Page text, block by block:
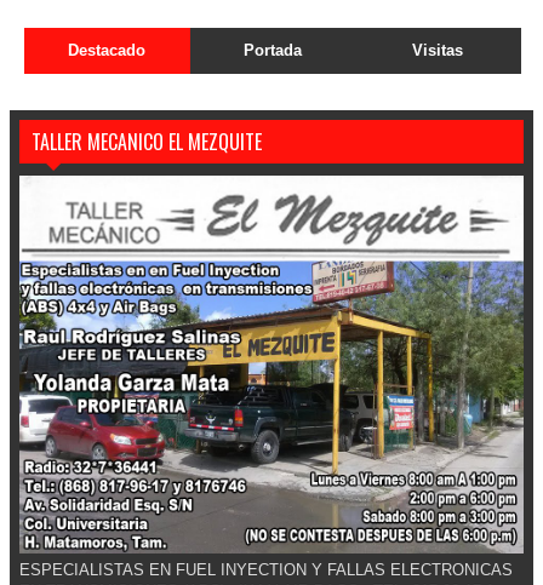
Destacado Portada Visitas
TALLER MECANICO EL MEZQUITE
ESPECIALISTAS EN FUEL INYECTION Y FALLAS ELECTRONICAS